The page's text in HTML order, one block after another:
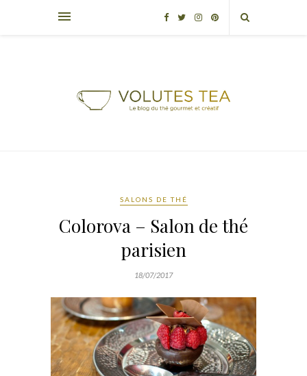
SALONS DE THÉ
Colorova – Salon de thé
parisien
18/07/2017